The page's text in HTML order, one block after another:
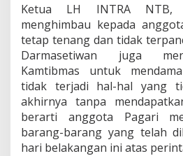
Ketua LH INTRA NTB,
menghimbau kepada
tetap tenang dan tidak
Darmasetiwan juga
Kamtibmas untuk
tidak terjadi hal-hal yang
akhirnya tanpa
berarti anggota Pagari
barang-barang yang telah
hari belakangan ini atas